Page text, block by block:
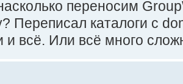
переносим
Переписал каталоги с
и всё. Или всё много